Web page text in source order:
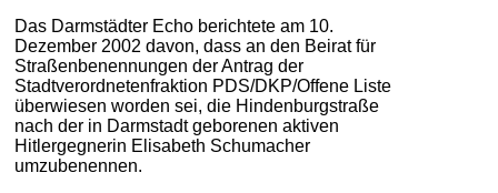
Das Darmstädter Echo berichtete am 10.
Dezember 2002 davon, dass an den Beirat für
Straßenbenennungen der Antrag der
Stadtverordnetenfraktion PDS/DKP/Offene Liste
überwiesen worden sei, die Hindenburgstraße
nach der in Darmstadt geborenen aktiven
Hitlergegnerin Elisabeth Schumacher
umzubenennen.